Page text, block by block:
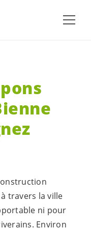
travers la ville
ni pour
Environ